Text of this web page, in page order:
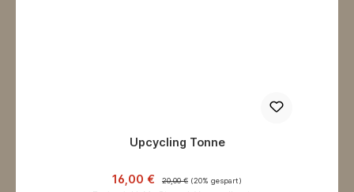
Upcycling Tonne
Verkaufspreis:
16,00 € 20,00 € (20% gespart)